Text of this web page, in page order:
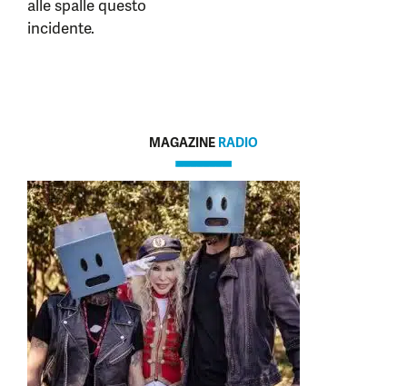
alle spalle questo
incidente.
MAGAZINE RADIO